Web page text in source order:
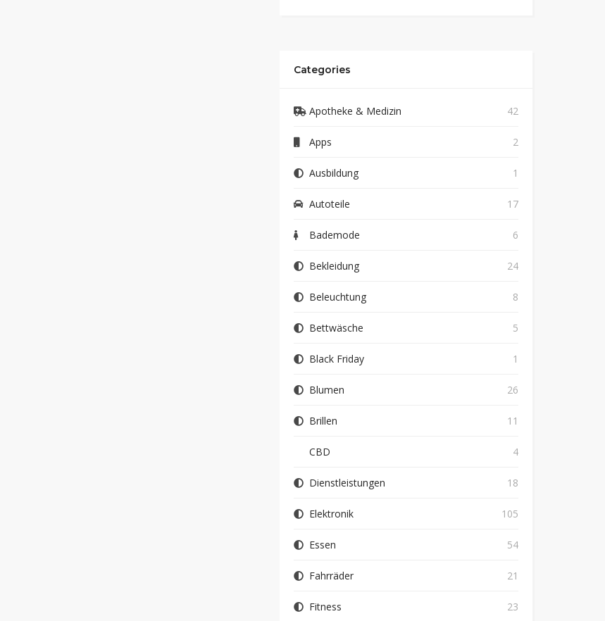
Categories
Apotheke & Medizin 42
Apps 2
Ausbildung 1
Autoteile 17
Bademode 6
Bekleidung 24
Beleuchtung 8
Bettwäsche 5
Black Friday 1
Blumen 26
Brillen 11
CBD 4
Dienstleistungen 18
Elektronik 105
Essen 54
Fahrräder 21
Fitness 23